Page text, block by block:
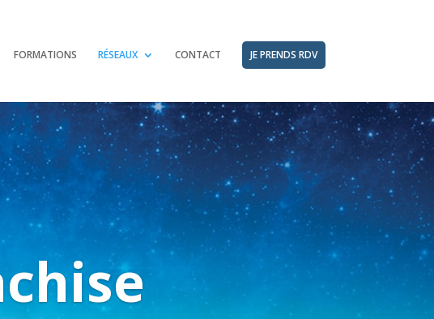
FORMATIONS RÉSEAUX CONTACT JE PRENDS RDV